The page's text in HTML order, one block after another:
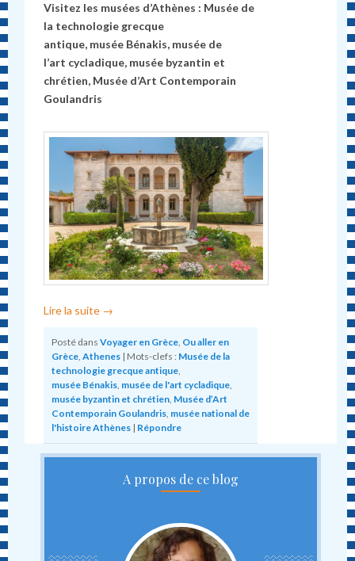
Visitez les musées d’Athènes : Musée de
la technologie grecque
antique, musée Bénakis, musée de
l’art cycladique, musée byzantin et
chrétien, Musée d’Art Contemporain
Goulandris
Lire la suite →
Posté dans Voyager en Grèce, Ou aller en
Grèce,Athenes | Mots-clefs : Musée de la
technologie grecque antique,
musée Bénakis, musée de l'art cycladique,
musée byzantin et chrétien, Musée d’Art
Contemporain Goulandris, musée national de
l'histoire Athènes | Répondre
A propos de ce blog